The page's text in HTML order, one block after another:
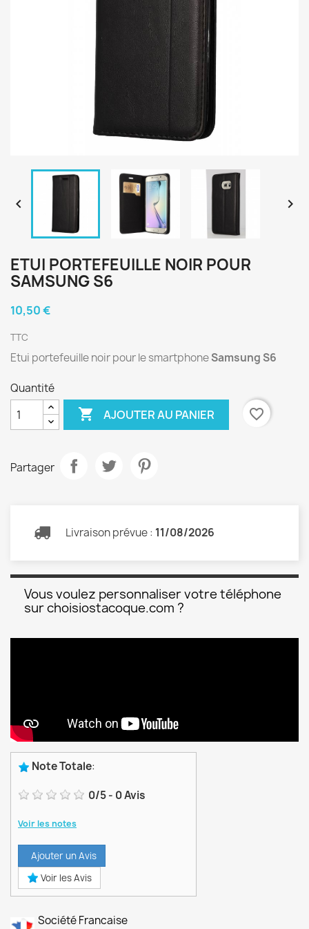
 
ETUI PORTEFEUILLE NOIR POUR
SAMSUNG S6
10,50 €
TTC
Etui portefeuille noir pour le smartphoneSamsung S6
Quantité
 AJOUTER AU PANIER favorite_border
Partager
Livraison prévue : 11/08/2026
Vous voulez personnaliser votre téléphone
sur choisiostacoque.com ?
Note Totale:
0/5- 0Avis
Voir les notes
Ajouter un Avis
Voir les Avis
Société Francaise